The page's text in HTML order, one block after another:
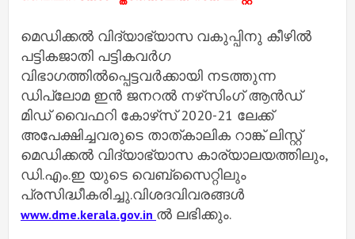
മെഡിക്കൽ വിദ്യാഭ്യാസ വകുപ്പിനു കീഴിൽ
പട്ടികജാതി പട്ടികവർഗ
വിഭാഗത്തിൽപ്പെട്ടവർക്കായി നടത്തുന്ന
ഡിപ്ലോമ ഇൻ ജനറൽ നഴ്‌സിംഗ് ആൻഡ്
മിഡ് വൈഫറി കോഴ്‌സ് 2020-21 ലേക്ക്
അപേക്ഷിച്ചവരുടെ താത്കാലിക റാങ്ക് ലിസ്റ്റ്
മെഡിക്കൽ വിദ്യാഭ്യാസ കാര്യാലയത്തിലും,
ഡി.എം.ഇ യുടെ വെബ്സൈറ്റിലും
പ്രസിദ്ധീകരിച്ചു.വിശദവിവരങ്ങൾ
www.dme.kerala.gov.in ൽ ലഭിക്കും.